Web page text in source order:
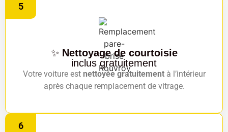
5
✨ Nettoyage de courtoisie
inclus gratuitement
Votre voiture est nettoyée gratuitementà l’intérieur
après chaque remplacement de vitrage.
6